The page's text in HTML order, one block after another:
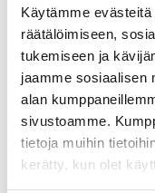
Käytämme
räätälöimiseen,
tukemiseen ja
jaamme sosiaalisen
alan
sivustoamme.
tietoja muihin
kerätty, kun olet
huolehtimiseen
eläkeläisten
Palveluihin
neutraaleja 32 % ja
esitettiin
kierrätykseen,
kävelyreittien